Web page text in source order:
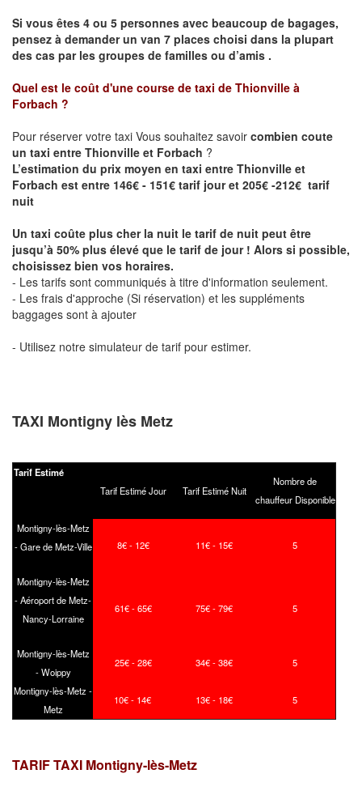
Si vous êtes 4 ou 5 personnes avec beaucoup de bagages,
pensez à demander un van 7 places choisi dans la plupart
des cas par les groupes de familles ou d’amis .
Quel est le coût d'une course de taxi de Thionville à
Forbach ?
Pour réserver votre taxi Vous souhaitez savoir combien coute
un taxi entre Thionville et Forbach ?
L’estimation du prix moyen en taxi entre Thionville et
Forbach est entre 146€ - 151€ tarif jour et 205€ -212€ tarif
nuit
Un taxi coûte plus cher la nuit le tarif de nuit peut être
jusqu’à 50% plus élevé que le tarif de jour ! Alors si possible,
choisissez bien vos horaires.
- Les tarifs sont communiqués à titre d'information seulement.
- Les frais d'approche (Si réservation) et les suppléments
baggages sont à ajouter
- Utilisez notre simulateur de tarif pour estimer.
TAXI Montigny lès Metz
Tarif Estimé
Tarif Estimé Jour
Tarif Estimé Nuit
Nombre de
chauffeur Disponible
Montigny-lès-Metz
- Gare de Metz-Ville
8€ - 12€ 11€ - 15€ 5
Montigny-lès-Metz
- Aéroport de Metz-
Nancy-Lorraine
61€ - 65€ 75€ - 79€ 5
Montigny-lès-Metz
- Woippy
25€ - 28€ 34€ - 38€ 5
Montigny-lès-Metz -
Metz
10€ - 14€ 13€ - 18€ 5
TARIF TAXI Montigny-lès-Metz